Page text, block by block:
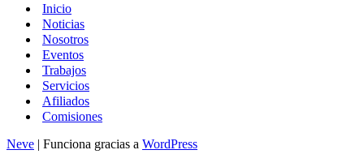
Inicio
Noticias
Nosotros
Eventos
Trabajos
Servicios
Afiliados
Comisiones
Neve | Funciona gracias a WordPress